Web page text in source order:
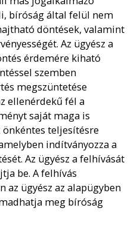
bíróság által felül nem
döntések, valamint
Az ügyész a
érdemére kiható
szemben
megszüntetése
ellenérdekű fél a
saját maga is
teljesítésre
indítványozza a
Az ügyész a felhívását
be. A felhívás
az ügyész az alapügyben
meg bíróság